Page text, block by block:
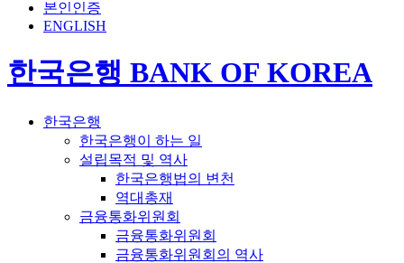
본인인증
ENGLISH
한국은행 BANK OF KOREA
한국은행
한국은행이 하는 일
설립목적 및 역사
한국은행법의 변천
역대총재
금융통화위원회
금융통화위원회
금융통화위원회의 역사